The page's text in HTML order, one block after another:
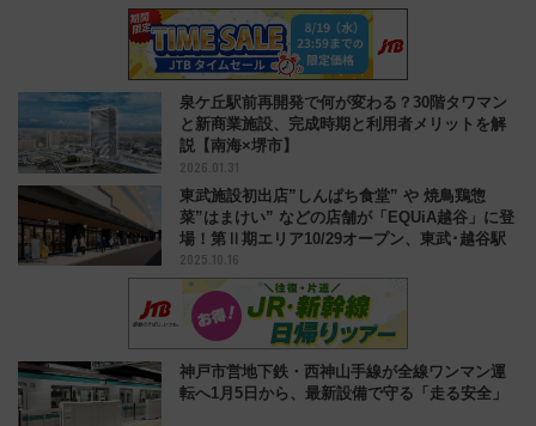
泉ケ丘駅前再開発で何が変わる？30階タワマン
と新商業施設、完成時期と利用者メリットを解
説【南海×堺市】
2026.01.31
東武施設初出店”しんぱち食堂” や 焼鳥鶏惣
菜”はまけい” などの店舗が「EQUiA越谷」に登
場！第Ⅱ期エリア10/29オープン、東武･越谷駅
2025.10.16
神戸市営地下鉄・西神山手線が全線ワンマン運
転へ1月5日から、最新設備で守る「走る安全」